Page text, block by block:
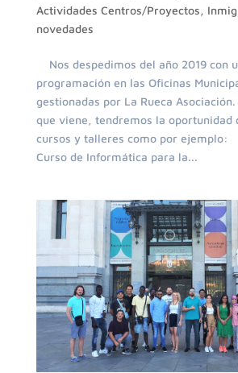
Actividades Centros/Proyectos,
novedades
Nos despedimos del año 2019 con
programación en las Oficinas
gestionadas por La Rueca
que viene, tendremos la oportunidad
cursos y talleres como por ejemplo:
Curso de Informática para la...